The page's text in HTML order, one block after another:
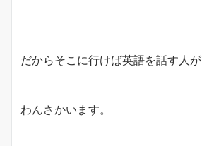
だからそこに行けば英語を話す人が
わんさかいます。